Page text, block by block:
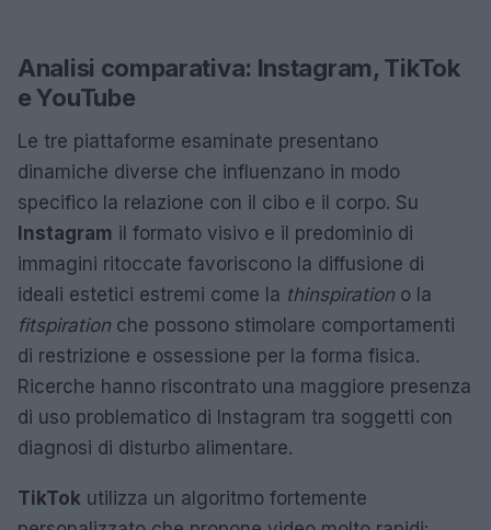
Analisi comparativa: Instagram, TikTok
e YouTube
Le tre piattaforme esaminate presentano
dinamiche diverse che influenzano in modo
specifico la relazione con il cibo e il corpo. Su
Instagram il formato visivo e il predominio di
immagini ritoccate favoriscono la diffusione di
ideali estetici estremi come la thinspiration o la
fitspiration che possono stimolare comportamenti
di restrizione e ossessione per la forma fisica.
Ricerche hanno riscontrato una maggiore presenza
di uso problematico di Instagram tra soggetti con
diagnosi di disturbo alimentare.
TikTok utilizza un algoritmo fortemente